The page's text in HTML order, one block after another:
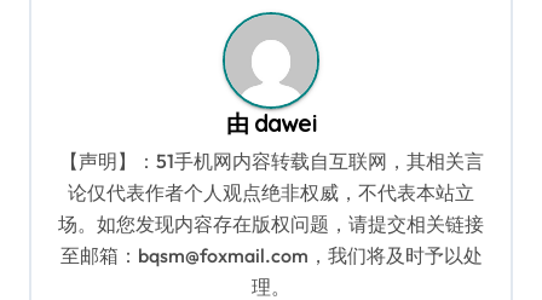
由 dawei
【声明】：51手机网内容转载自互联网，其相关言
论仅代表作者个人观点绝非权威，不代表本站立
场。如您发现内容存在版权问题，请提交相关链接
至邮箱：bqsm@foxmail.com，我们将及时予以处
理。